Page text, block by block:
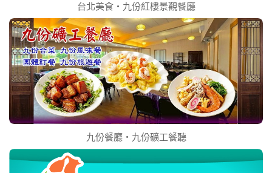
台北美食‧九份紅樓景觀餐廳
九份餐廳‧九份礦工餐聽